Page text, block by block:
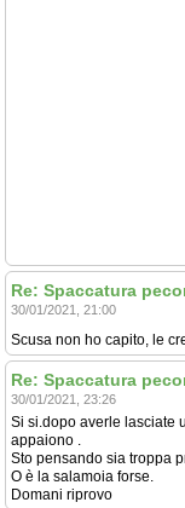
Re: Spaccatura
30/01/2021, 21:00
Scusa non ho capito, le
Re: Spaccatura
30/01/2021, 23:26
Si si.dopo averle lasciate
appaiono .
Sto pensando sia troppa
O è la salamoia forse.
Domani riprovo